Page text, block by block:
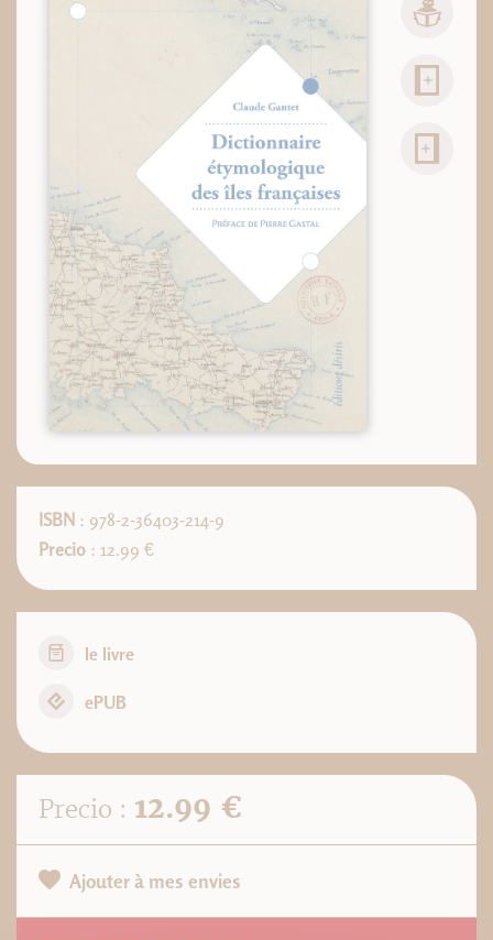
ISBN : 978-2-36403-214-9
Precio : 12.99 €
le livre
ePUB
Precio : 12.99 €
Ajouter à mes envies